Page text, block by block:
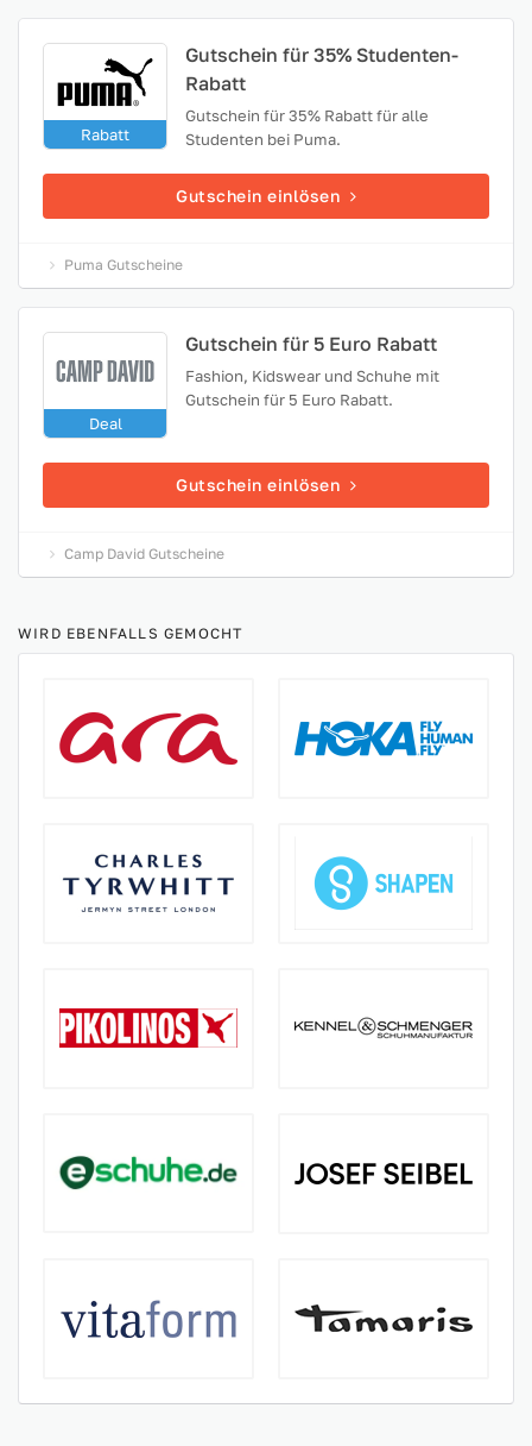
Rabatt
Gutschein für 35% Studenten-
Rabatt
Gutschein für 35% Rabatt für alle
Studenten bei Puma.
Gutschein einlösen
Puma Gutscheine
Deal
Gutschein für 5 Euro Rabatt
Fashion, Kidswear und Schuhe mit
Gutschein für 5 Euro Rabatt.
Gutschein einlösen
Camp David Gutscheine
WIRD EBENFALLS GEMOCHT